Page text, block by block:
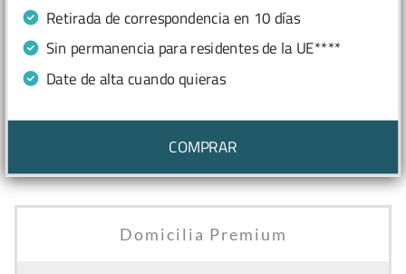
Retirada de correspondencia en 10 días
Sin permanencia para residentes de la UE****
Date de alta cuando quieras
COMPRAR
Domicilia Premium